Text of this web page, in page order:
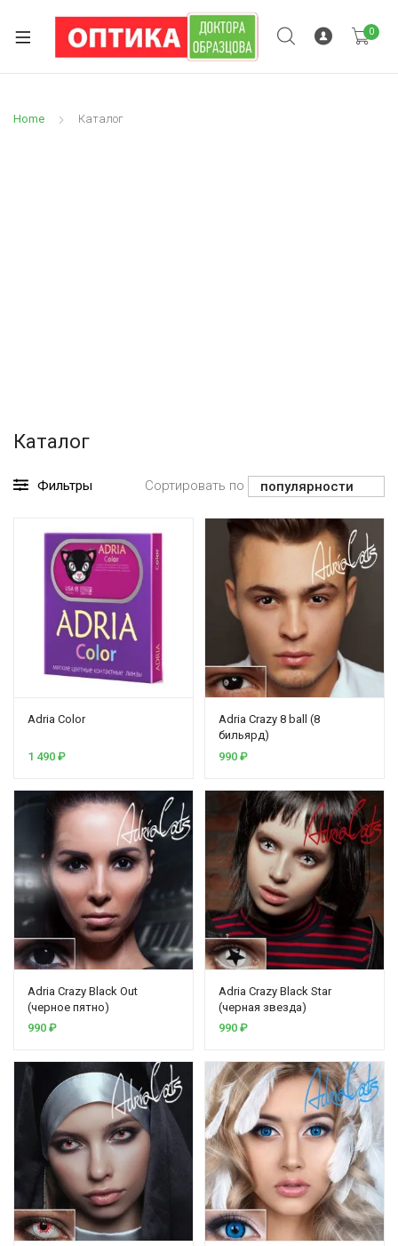
0
Home Каталог
Каталог
Фильтры Сортировать по
Adria Color
1 490 ₽
Adria Crazy 8 ball (8
бильярд)
990 ₽
Adria Crazy Black Out
(черное пятно)
990 ₽
Adria Crazy Black Star
(черная звезда)
990 ₽